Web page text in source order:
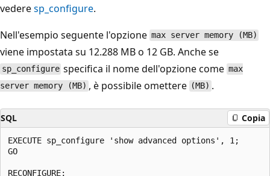
vederesp_configure.
Nell'esempio seguente l'opzione max server memory (MB)
viene impostata su 12.288 MB o 12 GB. Anche se
sp_configure specifica il nome dell'opzione come max
server memory (MB) , è possibile omettere (MB) .
SQL Copia
EXECUTE sp_configure 'show advanced options', 1;
GO
RECONFIGURE;